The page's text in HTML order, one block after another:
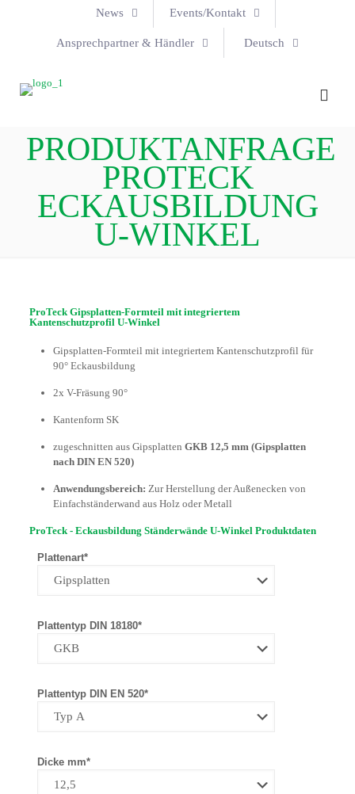
News Events/Kontakt
Ansprechpartner & Händler Deutsch
PRODUKTANFRAGE
PROTECK
ECKAUSBILDUNG
U-WINKEL
ProTeck Gipsplatten-Formteil mit integriertem
Kantenschutzprofil U-Winkel
Gipsplatten-Formteil mit integriertem Kantenschutzprofil für
90° Eckausbildung
2x V-Fräsung 90°
Kantenform SK
zugeschnitten aus Gipsplatten GKB 12,5 mm (Gipsplatten
nach DIN EN 520)
Anwendungsbereich: Zur Herstellung der Außenecken von
Einfachständerwand aus Holz oder Metall
ProTeck - Eckausbildung Ständerwände U-Winkel Produktdaten
Plattenart*
Plattentyp DIN 18180*
Plattentyp DIN EN 520*
Dicke mm*